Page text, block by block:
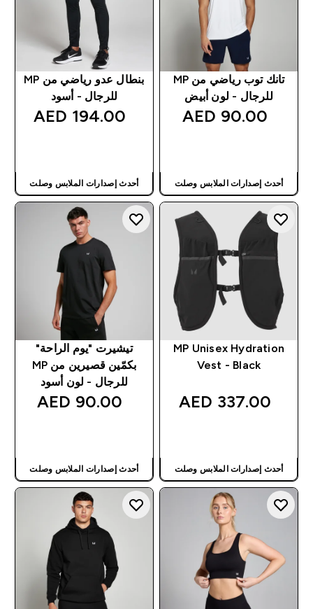
تانك توب رياضي من MP
للرجال - لون أبيض
90.00 AED‎
أحدث إصدارات الملابس وصلت
بنطال عدو رياضي من MP
للرجال - أسود
194.00 AED‎
أحدث إصدارات الملابس وصلت
MP Unisex Hydration
Vest - Black
337.00 AED‎
أحدث إصدارات الملابس وصلت
تيشيرت "يوم الراحة"
بكمّين قصيرين من MP
للرجال - لون أسود
90.00 AED‎
أحدث إصدارات الملابس وصلت